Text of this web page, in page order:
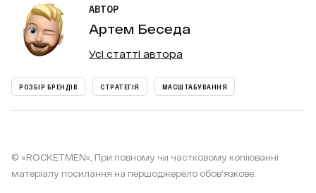
АВТОР
Артем Беседа
Усі статті автора
РОЗБІР БРЕНДІВ СТРАТЕГІЯ МАСШТАБУВАННЯ
© «ROCKETMEN», При повному чи частковому копіюванні
матеріалу посилання на першоджерело обов'язкове.